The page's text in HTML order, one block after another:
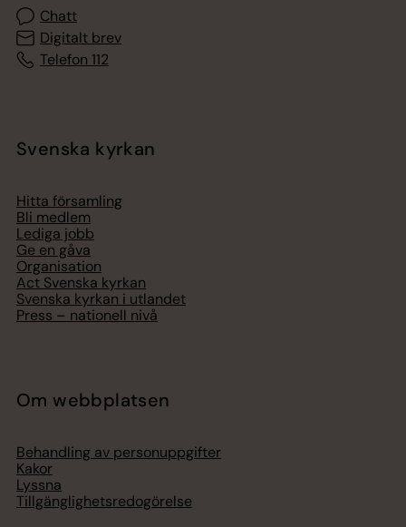
Chatt
Digitalt brev
Telefon 112
Svenska kyrkan
Hitta församling
Bli medlem
Lediga jobb
Ge en gåva
Organisation
Act Svenska kyrkan
Svenska kyrkan i utlandet
Press – nationell nivå
Om webbplatsen
Behandling av personuppgifter
Kakor
Lyssna
Tillgänglighetsredogörelse